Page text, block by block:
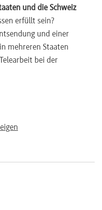
und die Schweiz
erfüllt sein?
und einer
mehreren Staaten
bei der
Abkommen?
Wann liegt eine